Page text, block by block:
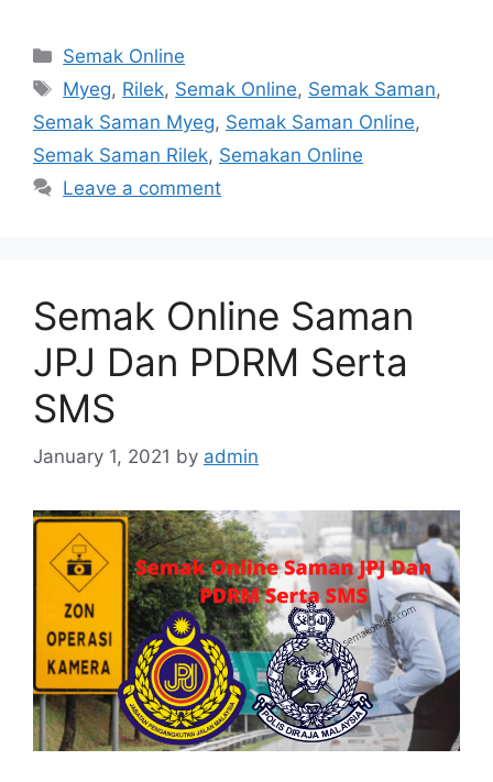
Categories
Semak Online
Tags
Myeg, Rilek, Semak Online, Semak Saman,
Semak Saman Myeg, Semak Saman Online,
Semak Saman Rilek, Semakan Online
Leave a comment
Semak Online Saman
JPJ Dan PDRM Serta
SMS
January 1, 2021 by admin